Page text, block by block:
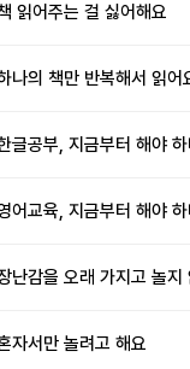
읽어주는 걸 싫어해요
의 책만 반복해서 읽어
공부, 지금부터 해야 하
교육, 지금부터 해야 하
감을 오래 가지고 놀지
서만 놀려고 해요